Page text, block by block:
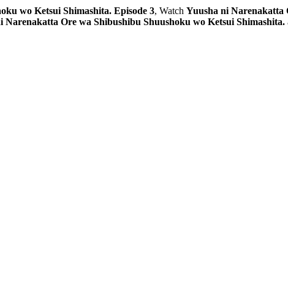
wo Ketsui Shimashita. Episode 3, Watch Yuusha ni Narenakatta
Narenakatta Ore wa Shibushibu Shuushoku wo Ketsui Shimashita.